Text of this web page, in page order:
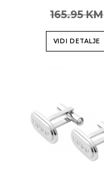
165.95 KM
VIDI DETALJE